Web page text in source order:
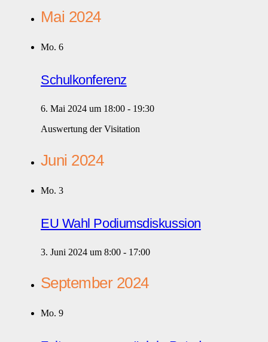
Mai 2024
Mo. 6
Schulkonferenz
6. Mai 2024 um 18:00 - 19:30
Auswertung der Visitation
Juni 2024
Mo. 3
EU Wahl Podiumsdiskussion
3. Juni 2024 um 8:00 - 17:00
September 2024
Mo. 9